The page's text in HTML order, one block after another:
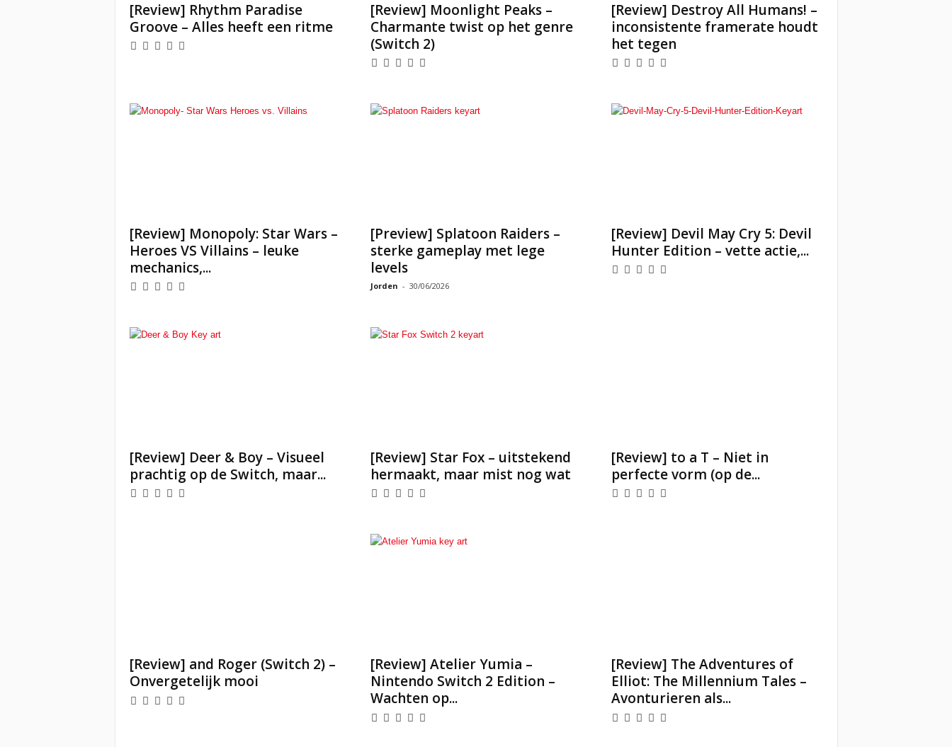
[Review] Rhythm Paradise
Groove – Alles heeft een ritme
[Review] Moonlight Peaks –
Charmante twist op het genre
(Switch 2)
[Review] Destroy All Humans! –
inconsistente framerate houdt
het tegen
[Review] Monopoly: Star Wars –
Heroes VS Villains – leuke
mechanics,...
[Preview] Splatoon Raiders –
sterke gameplay met lege
levels
Jorden - 30/06/2026
[Review] Devil May Cry 5: Devil
Hunter Edition – vette actie,...
[Review] Deer & Boy – Visueel
prachtig op de Switch, maar...
[Review] Star Fox – uitstekend
hermaakt, maar mist nog wat
[Review] to a T – Niet in
perfecte vorm (op de...
[Review] and Roger (Switch 2) –
Onvergetelijk mooi
[Review] Atelier Yumia –
Nintendo Switch 2 Edition –
Wachten op...
[Review] The Adventures of
Elliot: The Millennium Tales –
Avonturieren als...